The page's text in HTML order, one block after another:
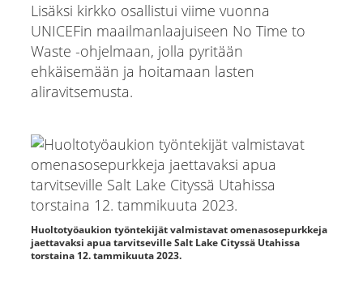
Lisäksi kirkko osallistui viime vuonna
UNICEFin maailmanlaajuiseen No Time to
Waste -ohjelmaan, jolla pyritään
ehkäisemään ja hoitamaan lasten
aliravitsemusta.
Huoltotyöaukion työntekijät valmistavat omenasosepurkkeja
jaettavaksi apua tarvitseville Salt Lake Cityssä Utahissa
torstaina 12. tammikuuta 2023.